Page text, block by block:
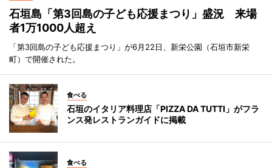
石垣島「第3回島の子ども応援まつり」盛況 来場
者1万1000人超え
「第3回島の子ども応援まつり」が6月22日、新栄公園（石垣市新栄
町）で開催された。
食べる
石垣のイタリア料理店「PIZZA DA TUTTI」がフラ
ンス発レストランガイドに掲載
食べる